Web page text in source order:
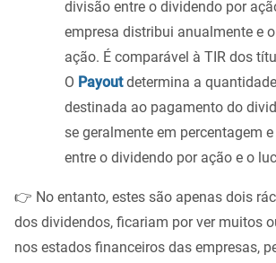
divisão entre o dividendo por
empresa distribui anualmente e
ação. É comparável à TIR dos
O Payout determina a
destinada ao pagamento do
se geralmente em percentagem
entre o dividendo por ação e o
👉 No entanto, estes são apenas dois
dos dividendos, ficariam por ver muitos
nos estados financeiros das empresas,